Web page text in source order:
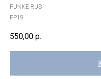
FUNKE RUS
FP19
550,00 р.